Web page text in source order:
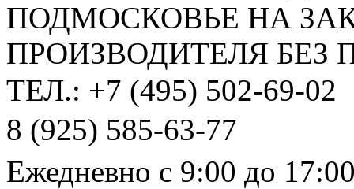
ПОДМОСКОВЬЕ НА
ПРОИЗВОДИТЕЛЯ БЕЗ
ТЕЛ.: +7 (495) 502-69-02
8 (925) 585-63-77
Ежедневно с 9:00 до